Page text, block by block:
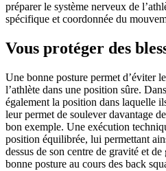
préparer le système nerveux de
spécifique et coordonnée du
Vous protéger des
Une bonne posture permet d’éviter
l’athlète dans une position sûre.
également la position dans laquelle
leur permet de soulever davantage
bon exemple. Une exécution
position équilibrée, lui permettant
dessus de son centre de gravité et
bonne posture au cours des back